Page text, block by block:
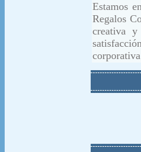
Estamos
Regalos
creativa y